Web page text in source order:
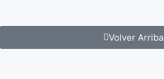
Volver Arriba